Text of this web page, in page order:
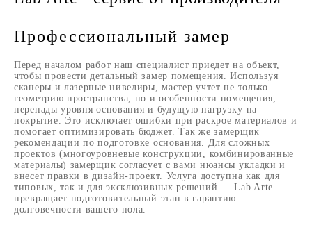
Профессиональный замер
Перед началом работ наш специалист приедет на объект,
чтобы провести детальный замер помещения. Используя
сканеры и лазерные нивелиры, мастер учтет не только
геометрию пространства, но и особенности помещения,
перепады уровня основания и будущую нагрузку на
покрытие. Это исключает ошибки при раскрое материалов и
помогает оптимизировать бюджет. Так же замерщик
рекомендации по подготовке основания. Для сложных
проектов (многоуровневые конструкции, комбинированные
материалы) замерщик согласует с вами нюансы укладки и
внесет правки в дизайн-проект. Услуга доступна как для
типовых, так и для эксклюзивных решений — Lab Arte
превращает подготовительный этап в гарантию
долговечности вашего пола.